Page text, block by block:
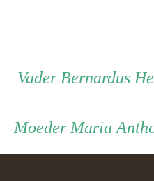
Persoon
ouder
Vader Vader
Bernardus
MoederMoeder
Maria